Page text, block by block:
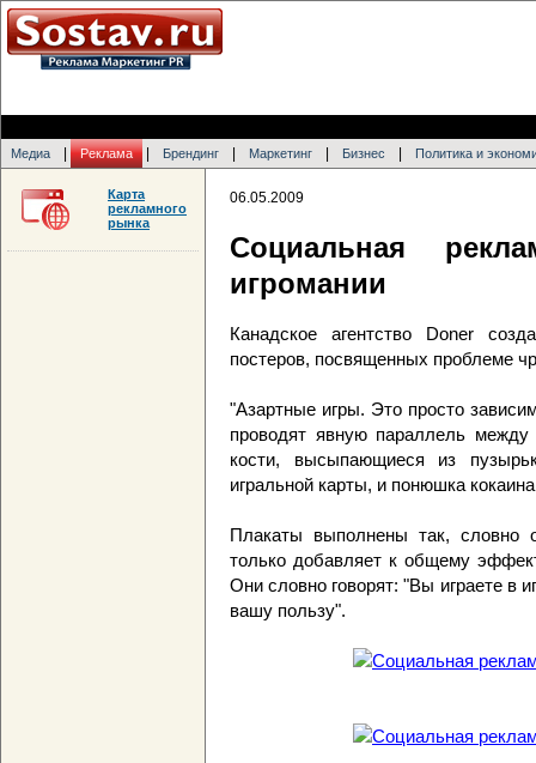
Медиа Реклама Брендинг Маркетинг Бизнес Политика и
06.05.2009
Социальная
игромании
Канадское агентство Doner
постеров, посвященных проблеме
"Азартные игры. Это просто
проводят явную параллель
кости, высыпающиеся из
игральной карты, и понюшка
Плакаты выполнены так, словно
только добавляет к общему
Они словно говорят: "Вы играете в
вашу пользу".
Карта
рекламного
рынка